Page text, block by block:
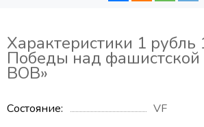
Характеристики 1 рубль
Победы над фашистской
ВОВ»
Состояние
VF